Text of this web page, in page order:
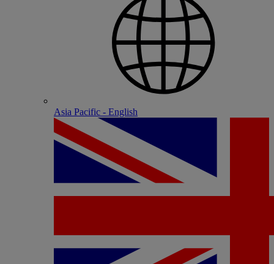
Asia Pacific - English